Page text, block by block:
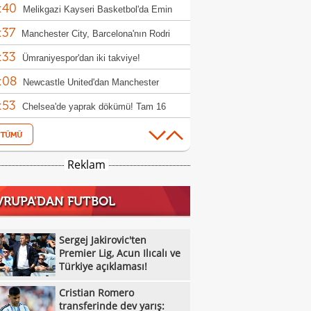
Melikgazi Kayseri Basketbol'da Emin
dönemiManchester City, Barcelona'nın Rodri
reddetti!
Ümraniyespor'dan iki takviye!
Newcastle United'dan Manchester
Lewis Hall yanıtı!
Chelsea'de yaprak dökümü! Tam 16
gönderilecek
Özel Sporcular Down Judo Milli Takımı,
7 madalya kazandı
Fiorentina, Mastantuono'yu açıkladı!
Parma, El Bilal Toure transferini duyurdu
milyon TL'lik tazminat davası
Karşıyaka Stadı'nda geri sayım sürüyor
Galatasaray MCT Technic, Oumar
transfer etti
Aleksandar Stanojevic, Cenk Tosun ve
Reklam
FUTBOL
Sergej Jakirovic'ten
Premier Lig, Acun Ilıcalı ve
Türkiye açıklaması!
Cristian Romero
transferinde dev yarış: